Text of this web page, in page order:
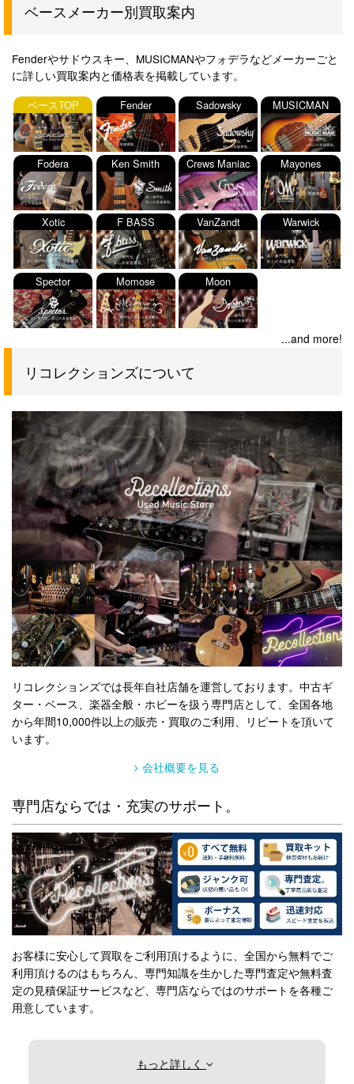
ベースメーカー別買取案内
Fenderやサドウスキー、MUSICMANやフォデラなどメーカーごと
に詳しい買取案内と価格表を掲載しています。
ベースTOP Fender Sadowsky MUSICMAN
Fodera Ken Smith
Crews Maniac
Sound
Mayones
Xotic F BASS VanZandt Warwick
Spector Momose Moon
...and more!
リコレクションズについて
リコレクションズでは長年自社店舗を運営しております。中古ギ
ター・ベース、楽器全般・ホビーを扱う専門店として、全国各地
から年間10,000件以上の販売・買取のご利用、リピートを頂いて
います。
会社概要を見る
専門店ならでは・充実のサポート。
お客様に安心して買取をご利用頂けるように、全国から無料でご
利用頂けるのはもちろん、専門知識を生かした専門査定や無料査
定の見積保証サービスなど、専門店ならではのサポートを各種ご
用意しています。
もっと詳しく